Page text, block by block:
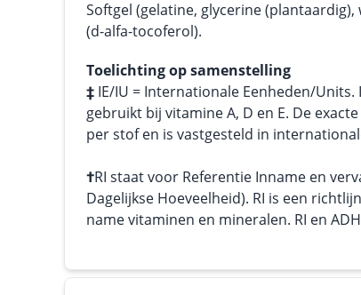
Softgel (gelatine, glycerine
(d-alfa-tocoferol).
Toelichting op samenstelling
‡ IE/IU = Internationale Eenheden/
gebruikt bij vitamine A, D en E. De
per stof en is vastgesteld in
†RI staat voor Referentie Inname en
Dagelijkse Hoeveelheid). RI is een
name vitaminen en mineralen. RI en